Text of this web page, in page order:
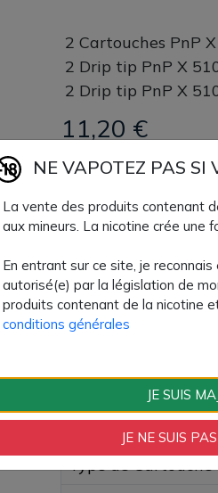
2 Cartouches PnP
2 Drip tip PnP X
2 Drip tip PnP X
11,20 €
Quantité
Fiche technique
Type de Produit
Type de Réservoir
Type de Cartouche
NE VAPOTEZ PAS SI
La vente des produits contenant
aux mineurs. La nicotine crée une
En entrant sur ce site, je
autorisé(e) par la législation de
produits contenant de la nicotine
conditions générales
JE SUIS
JE NE SUIS